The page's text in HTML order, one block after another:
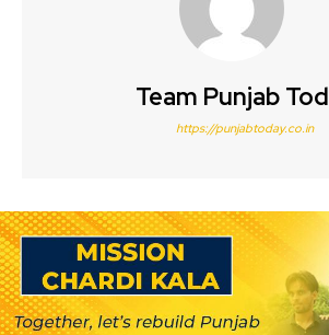
Team Punjab
https://punjabtoday.co.in